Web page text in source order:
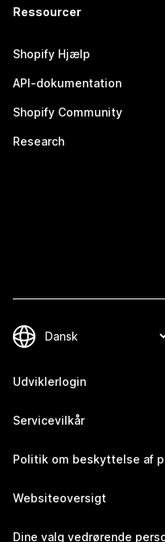
Ressourcer
Shopify Hjælp
API-dokumentation
Shopify Community
Research
Udviklerlogin
Servicevilkår
Politik om beskyttelse af
Websiteoversigt
Dine valg vedrørende